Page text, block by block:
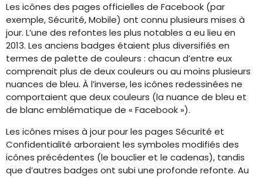
Les icônes des pages officielles de Facebook (par
exemple, Sécurité, Mobile) ont connu plusieurs mises à
jour. L’une des refontes les plus notables a eu lieu en
2013. Les anciens badges étaient plus diversifiés en
termes de palette de couleurs : chacun d’entre eux
comprenait plus de deux couleurs ou au moins plusieurs
nuances de bleu. À l’inverse, les icônes redessinées ne
comportaient que deux couleurs (la nuance de bleu et
de blanc emblématique de « Facebook »).
Les icônes mises à jour pour les pages Sécurité et
Confidentialité arboraient les symboles modifiés des
icônes précédentes (le bouclier et le cadenas), tandis
que d’autres badges ont subi une profonde refonte. Au